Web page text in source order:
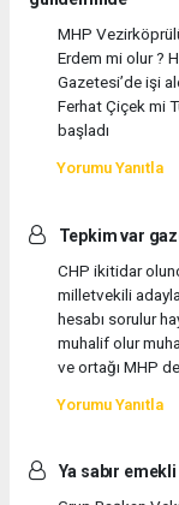
MHP
Erdem mi olur ?
Gazetesi’de işi
Ferhat Çiçek mi
başladı
Yorumu Yanıtla
Tepkim var
CHP ikitidar
milletvekili
hesabı sorulur
muhalif olur
ve ortağı MHP
Yorumu Yanıtla
Ya sabır emekli